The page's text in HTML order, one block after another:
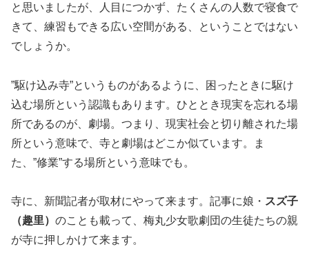
と思いましたが、人目につかず、たくさんの人数で寝食で
きて、練習もできる広い空間がある、ということではない
でしょうか。
”駆け込み寺”というものがあるように、困ったときに駆け
込む場所という認識もあります。ひととき現実を忘れる場
所であるのが、劇場。つまり、現実社会と切り離された場
所という意味で、寺と劇場はどこか似ています。ま
た、”修業”する場所という意味でも。
寺に、新聞記者が取材にやって来ます。記事に娘・ スズ子
（趣里） のことも載って、梅丸少女歌劇団の生徒たちの親
が寺に押しかけて来ます。